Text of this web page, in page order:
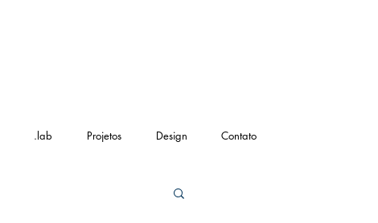
.lab Projetos Design Contato